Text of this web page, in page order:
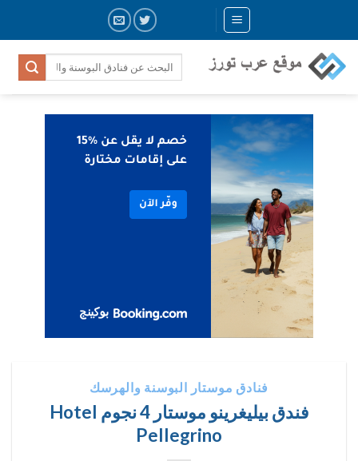
content
فنادق موستار البوسنة والهرسك
فندق بيليغرينو موستار 4 نجوم Hotel
Pellegrino